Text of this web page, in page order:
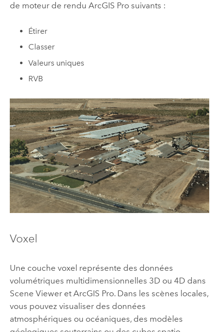
de moteur de rendu ArcGIS Prosuivants :
Étirer
Classer
Valeurs uniques
RVB
Voxel
Une couche voxel représente des données
volumétriques multidimensionnelles 3D ou 4D dans
Scene Vieweret ArcGIS Pro. Dans les scènes locales,
vous pouvez visualiser des données
atmosphériques ou océaniques, des modèles